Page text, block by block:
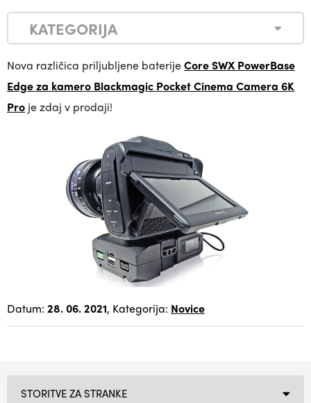
KATEGORIJA
Nova različica priljubljene baterijeCore SWX PowerBase
Edge za kamero Blackmagic Pocket Cinema Camera 6K
Pro je zdaj v prodaji!
Datum: 28. 06. 2021, Kategorija: Novice
STORITVE ZA STRANKE